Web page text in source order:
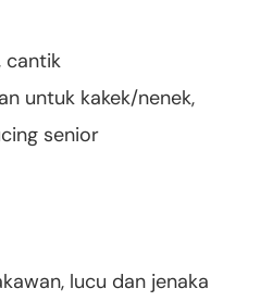
cantik
untuk kakek/nenek,
senior
lucu dan jenaka